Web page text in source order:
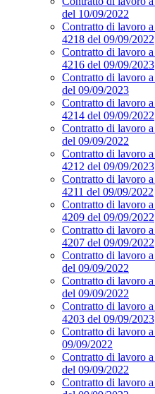
del 10/09/2022
Contratto di lavoro
4218 del 09/09/2022
Contratto di lavoro
4216 del 09/09/2023
Contratto di lavoro
del 09/09/2023
Contratto di lavoro
4214 del 09/09/2022
Contratto di lavoro
del 09/09/2022
Contratto di lavoro
4212 del 09/09/2023
Contratto di lavoro
4211 del 09/09/2022
Contratto di lavoro
4209 del 09/09/2022
Contratto di lavoro
4207 del 09/09/2022
Contratto di lavoro
del 09/09/2022
Contratto di lavoro
del 09/09/2022
Contratto di lavoro
4203 del 09/09/2023
Contratto di lavoro
09/09/2022
Contratto di lavoro
del 09/09/2022
Contratto di lavoro